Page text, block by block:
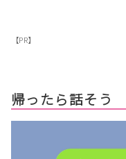
【PR】
帰ったら話そう